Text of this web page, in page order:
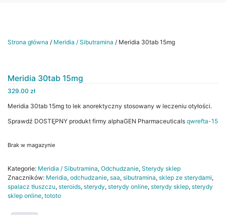
Strona główna / Meridia / Sibutramina / Meridia 30tab 15mg
Meridia 30tab 15mg
329.00 zł
Meridia 30tab 15mg to lek anorektyczny stosowany w leczeniu otyłości.
Sprawdź DOSTĘPNY produkt firmy alphaGEN Pharmaceuticals qwrefta-15
Brak w magazynie
Kategorie: Meridia / Sibutramina, Odchudzanie, Sterydy sklep
Znaczników: Meridia, odchudzanie, saa, sibutramina, sklep ze sterydami,
spalacz tłuszczu, steroids, sterydy, sterydy online, sterydy sklep, sterydy
sklep online, tototo